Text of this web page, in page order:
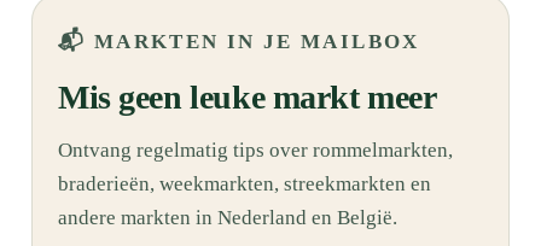
📬 MARKTEN IN JE MAILBOX
Mis geen leuke markt meer
Ontvang regelmatig tips over rommelmarkten,
braderieën, weekmarkten, streekmarkten en
andere markten in Nederland en België.